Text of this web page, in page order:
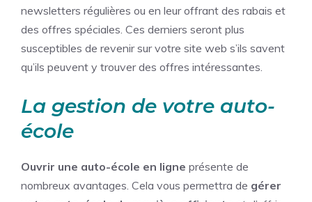
newsletters régulières ou en leur offrant des rabais et
des offres spéciales. Ces derniers seront plus
susceptibles de revenir sur votre site web s’ils savent
qu’ils peuvent y trouver des offres intéressantes.
La gestion de votre auto-
école
Ouvrir une auto-école en ligne présente de
nombreux avantages. Cela vous permettra de gérer